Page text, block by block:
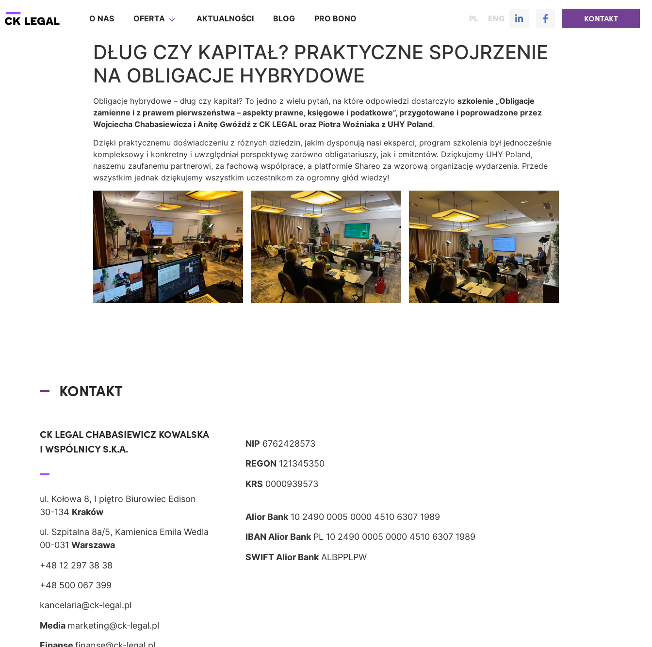
O NAS OFERTA AKTUALNOŚCI BLOG PRO BONO PL ENG KONTAKT
DŁUG CZY KAPITAŁ? PRAKTYCZNE SPOJRZENIE
NA OBLIGACJE HYBRYDOWE
Obligacje hybrydowe – dług czy kapitał? To jedno z wielu pytań, na które odpowiedzi dostarczyło szkolenie „Obligacje
zamienne i z prawem pierwszeństwa – aspekty prawne, księgowe i podatkowe”, przygotowane i poprowadzone przez
Wojciecha Chabasiewicza i Anitę Gwóźdź z CK LEGAL oraz Piotra Woźniaka z UHY Poland.
Dzięki praktycznemu doświadczeniu z różnych dziedzin, jakim dysponują nasi eksperci, program szkolenia był jednocześnie
kompleksowy i konkretny i uwzględniał perspektywę zarówno obligatariuszy, jak i emitentów. Dziękujemy UHY Poland,
naszemu zaufanemu partnerowi, za fachową współpracę, a platformie Shareo za wzorową organizację wydarzenia. Przede
wszystkim jednak dziękujemy wszystkim uczestnikom za ogromny głód wiedzy!
KONTAKT
CK LEGAL CHABASIEWICZ KOWALSKA
I WSPÓLNICY S.K.A.
ul. Kołowa 8, I piętro Biurowiec Edison
30-134 Kraków
ul. Szpitalna 8a/5, Kamienica Emila Wedla
00-031 Warszawa
+48 12 297 38 38
+48 500 067 399
kancelaria@ck-legal.pl
Media marketing@ck-legal.pl
NIP 6762428573
REGON 121345350
KRS 0000939573
Alior Bank 10 2490 0005 0000 4510 6307 1989
IBAN Alior BankPL 10 2490 0005 0000 4510 6307 1989
SWIFT Alior Bank ALBPPLPW